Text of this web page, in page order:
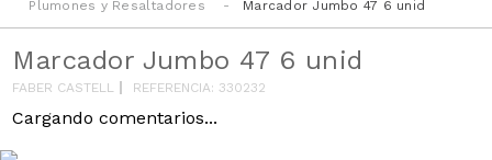
Plumones y Resaltadores
Marcador Jumbo 47 6 unid
Marcador Jumbo 47 6 unid
FABER CASTELL REFERENCIA: 330232
Cargando comentarios...